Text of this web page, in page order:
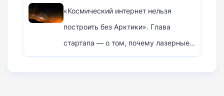
«Космический интернет нельзя
построить без Арктики». Глава
стартапа — о том, почему лазерные